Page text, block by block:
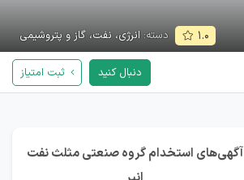
۱.۰ دسته: انرژی، نفت، گاز و پتروشیمی
دنبال کنید ثبت امتیاز
آگهی‌های استخدام گروه صنعتی مثلث نفت